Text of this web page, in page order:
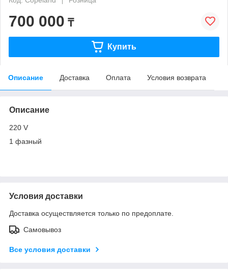
700 000 ₸
Купить
Описание Доставка Оплата Условия возврата
Описание
220 V
1 фазный
Условия доставки
Доставка осуществляется только по предоплате.
Самовывоз
Все условия доставки